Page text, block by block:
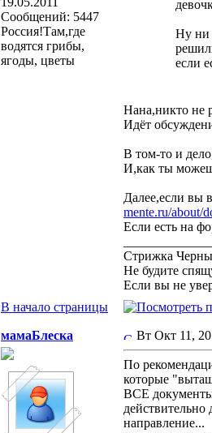
Сообщений: 5447
Россия!Там,где
водятся грибы,
ягоды, цветы
Ну ни
если
Нана,никто не
Идёт
В том-то и
И,как ты
Далее,если вы
mente.ru/about/
Если есть на
Стрижка
Не будите
Если вы не
В начало страницы
мамаБлеска Вт Окт 11,
По
которые
ВСЕ
направление...